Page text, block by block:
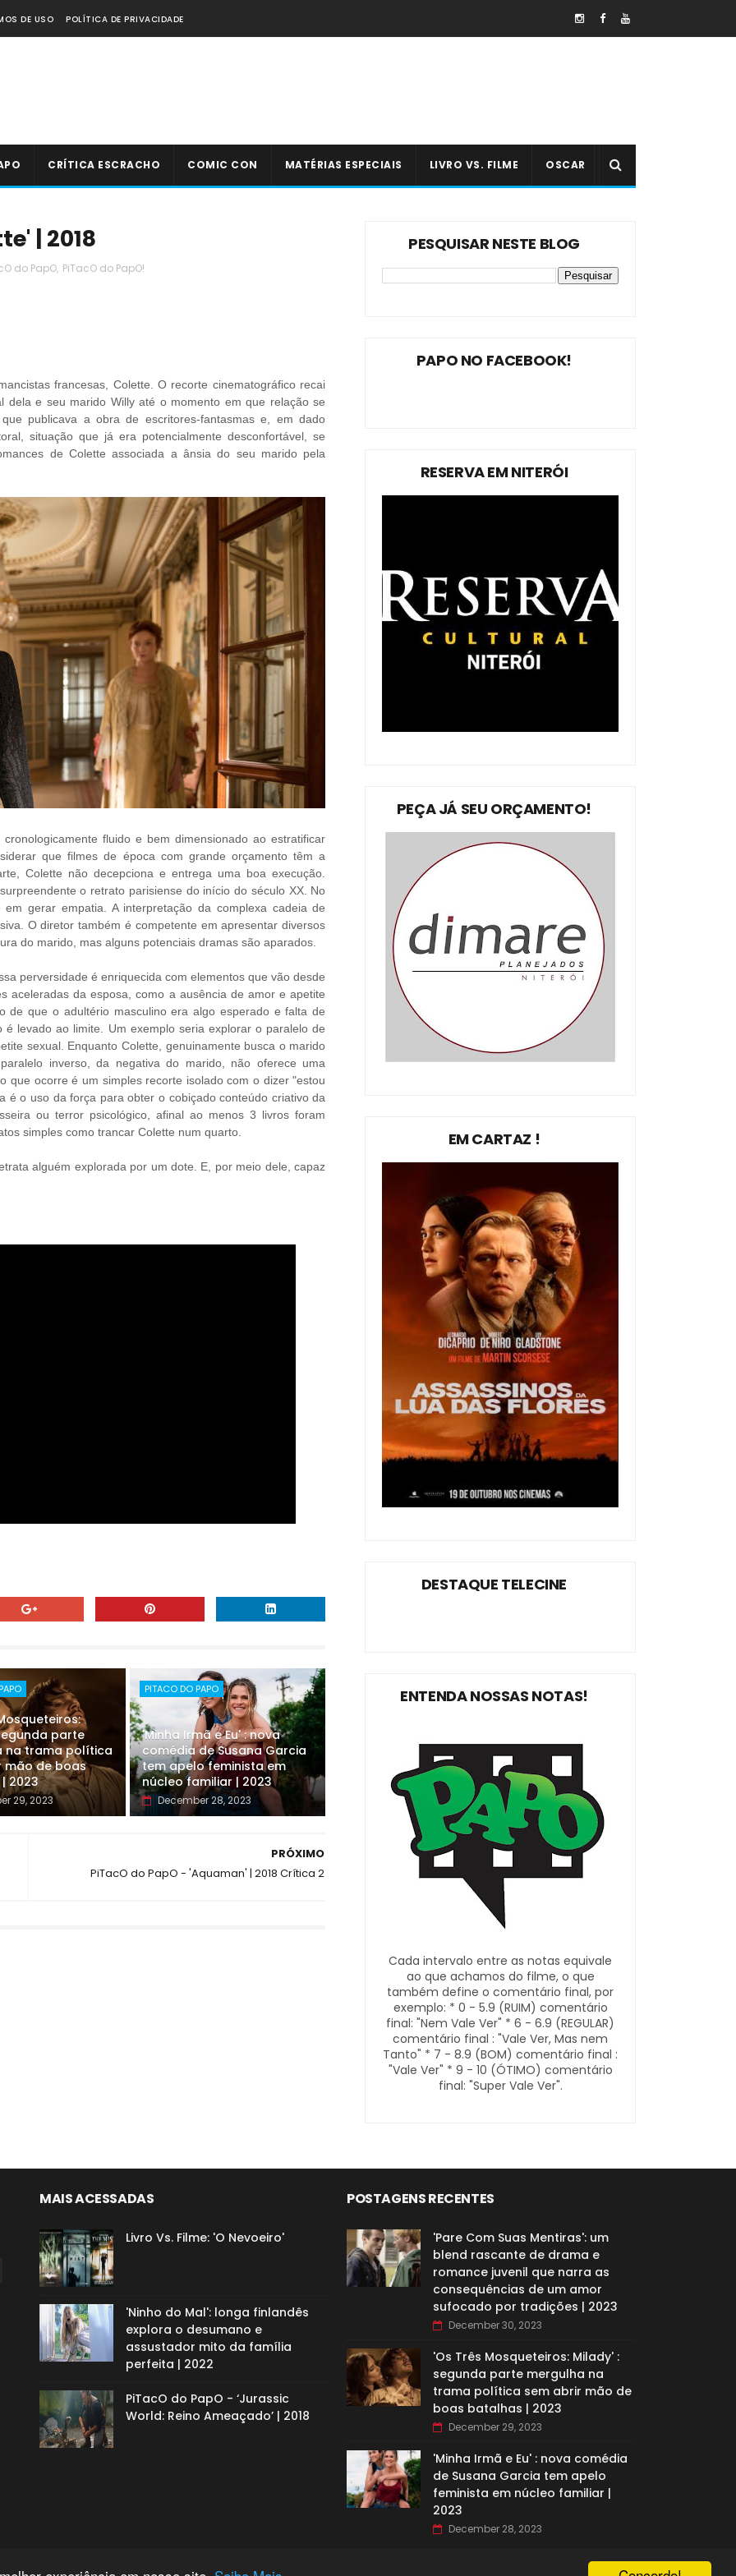
DE USO POLÍTICA DE PRIVACIDADE
CRÍTICA ESCRACHO COMIC CON MATÉRIAS ESPECIAIS LIVRO VS. FILME OSCAR
| 2018
do PapO, PiTacO do PapO!
francesas, Colette. O recorte cinematográfico recai
dela e seu marido Willy até o momento em que relação se
publicava a obra de escritores-fantasmas e, em dado
situação que já era potencialmente desconfortável, se
de Colette associada a ânsia do seu marido pela
fluido e bem dimensionado ao estratificar
que filmes de época com grande orçamento têm a
Colette não decepciona e entrega uma boa execução.
o retrato parisiense do início do século XX. No
gerar empatia. A interpretação da complexa cadeia de
O diretor também é competente em apresentar diversos
do marido, mas alguns potenciais dramas são aparados.
perversidade é enriquecida com elementos que vão desde
aceleradas da esposa, como a ausência de amor e apetite
de que o adultério masculino era algo esperado e falta de
levado ao limite. Um exemplo seria explorar o paralelo de
sexual. Enquanto Colette, genuinamente busca o marido
inverso, da negativa do marido, não oferece uma
que ocorre é um simples recorte isolado com o dizer "estou
é o uso da força para obter o cobiçado conteúdo criativo da
ou terror psicológico, afinal ao menos 3 livros foram
simples como trancar Colette num quarto.
alguém explorada por um dote. E, por meio dele, capaz
parte
na trama política
mão de boas
2023
29, 2023
PITACO DO PAPO
'Minha Irmã e Eu' : nova
comédia de Susana Garcia
tem apelo feminista em
núcleo familiar | 2023
December 28, 2023
PRÓXIMO
PiTacO do PapO - 'Aquaman' | 2018 Crítica 2
PESQUISAR NESTE BLOG
PAPO NO FACEBOOK!
RESERVA EM NITERÓI
PEÇA JÁ SEU ORÇAMENTO!
EM CARTAZ !
DESTAQUE TELECINE
ENTENDA NOSSAS NOTAS!
Cada intervalo entre as notas equivale
ao que achamos do filme, o que
também define o comentário final, por
exemplo: * 0 - 5.9 (RUIM) comentário
final: "Nem Vale Ver" * 6 - 6.9 (REGULAR)
comentário final : "Vale Ver, Mas nem
Tanto" * 7 - 8.9 (BOM) comentário final :
"Vale Ver" * 9 - 10 (ÓTIMO) comentário
final: "Super Vale Ver".
MAIS ACESSADAS
Livro Vs. Filme: 'O Nevoeiro'
'Ninho do Mal': longa finlandês
explora o desumano e
assustador mito da família
perfeita | 2022
PiTacO do PapO - ‘Jurassic
World: Reino Ameaçado’ | 2018
POSTAGENS RECENTES
'Pare Com Suas Mentiras': um
blend rascante de drama e
romance juvenil que narra as
consequências de um amor
sufocado por tradições | 2023
December 30, 2023
'Os Três Mosqueteiros: Milady' :
segunda parte mergulha na
trama política sem abrir mão de
boas batalhas | 2023
December 29, 2023
'Minha Irmã e Eu' : nova comédia
de Susana Garcia tem apelo
feminista em núcleo familiar |
2023
December 28, 2023